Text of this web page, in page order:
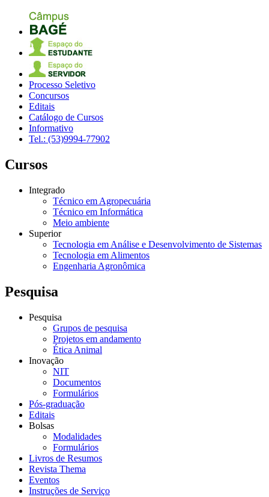
Processo Seletivo
Concursos
Editais
Catálogo de Cursos
Informativo
Tel.: (53)9994-77902
Cursos
Integrado
Técnico em Agropecuária
Técnico em Informática
Meio ambiente
Superior
Tecnologia em Análise e Desenvolvimento de Sistemas
Tecnologia em Alimentos
Engenharia Agronômica
Pesquisa
Pesquisa
Grupos de pesquisa
Projetos em andamento
Ética Animal
Inovação
NIT
Documentos
Formulários
Pós-graduação
Editais
Bolsas
Modalidades
Formulários
Livros de Resumos
Revista Thema
Eventos
Instruções de Serviço